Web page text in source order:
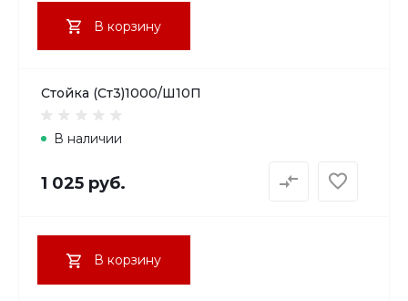
В корзину
Стойка (Ст3)1000/Ш10П
В наличии
1 025 руб.
В корзину